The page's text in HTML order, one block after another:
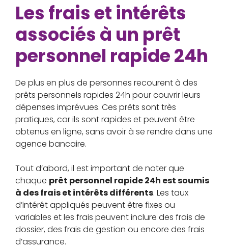
Les frais et intérêts
associés à un prêt
personnel rapide 24h
De plus en plus de personnes recourent à des
prêts personnels rapides 24h pour couvrir leurs
dépenses imprévues. Ces prêts sont très
pratiques, car ils sont rapides et peuvent être
obtenus en ligne, sans avoir à se rendre dans une
agence bancaire.
Tout d’abord, il est important de noter que
chaque prêt personnel rapide 24h est soumis
à des frais et intérêts différents. Les taux
d’intérêt appliqués peuvent être fixes ou
variables et les frais peuvent inclure des frais de
dossier, des frais de gestion ou encore des frais
d’assurance.